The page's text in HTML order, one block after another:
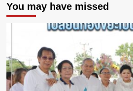
You may have missed